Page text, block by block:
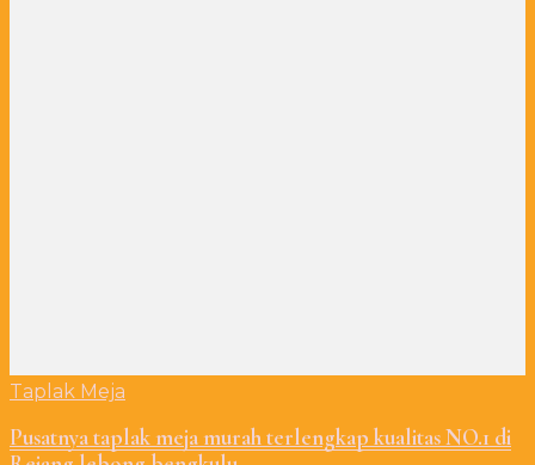
Taplak Meja
Pusatnya taplak meja murah terlengkap kualitas NO.1 di